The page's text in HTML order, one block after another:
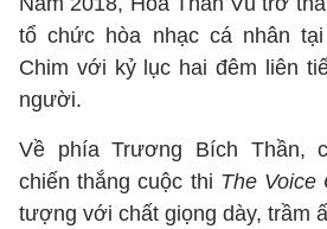
tổ chức hòa nhạc cá nhân
Chim với kỷ lục hai đêm liên
người.
Về phía Trương Bích Thần,
chiến thắng cuộc thi The Voice
tượng với chất giọng dày, trầm